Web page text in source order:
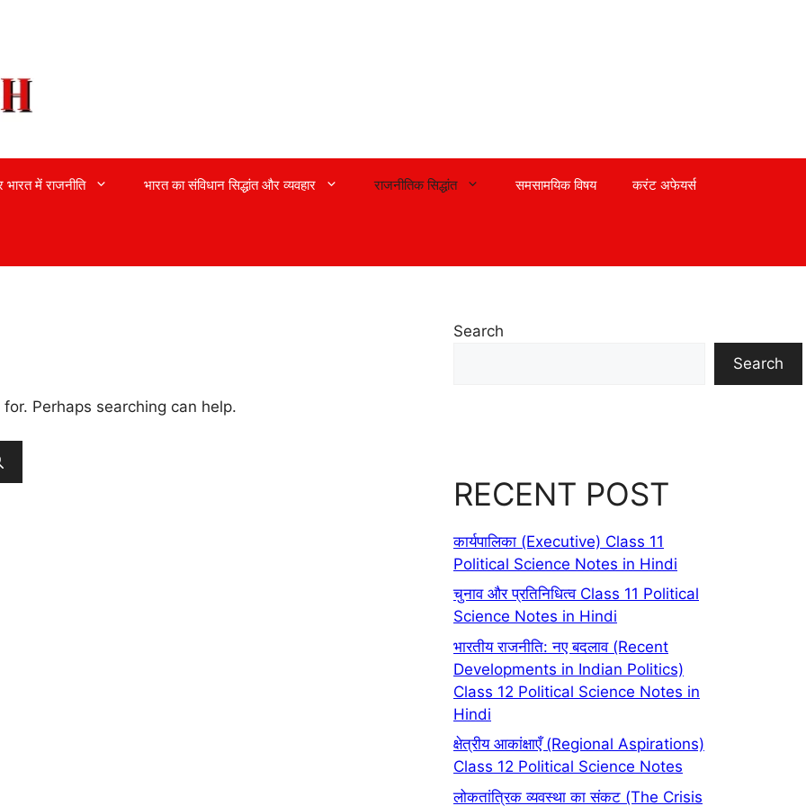
भारत में राजनीति भारत का संविधान सिद्धांत और व्यवहार राजनीतिक सिद्धांत समसामयिक विषय करंट अफेयर्स
Perhaps searching can help.
Search
Search
RECENT POST
कार्यपालिका (Executive) Class 11
Political Science Notes in Hindi
चुनाव और प्रतिनिधित्व Class 11 Political
Science Notes in Hindi
भारतीय राजनीति: नए बदलाव (Recent
Developments in Indian Politics)
Class 12 Political Science Notes in
Hindi
क्षेत्रीय आकांक्षाएँ (Regional Aspirations)
Class 12 Political Science Notes
लोकतांत्रिक व्यवस्था का संकट (The Crisis